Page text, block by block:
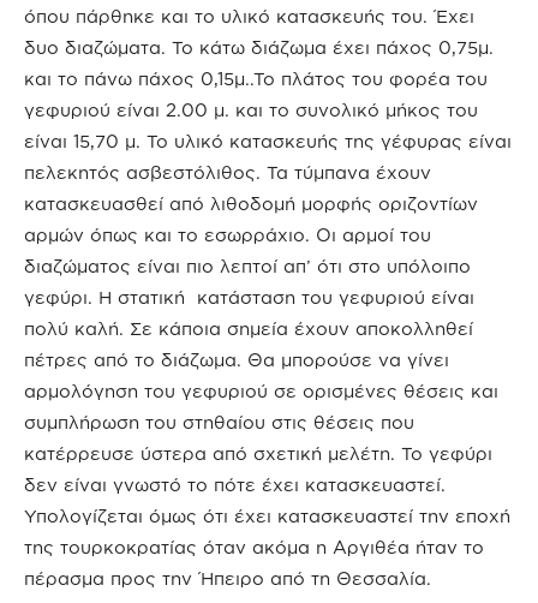
όπου πάρθηκε και το υλικό κατασκευής του. Έχει
δυο διαζώματα. Το κάτω διάζωμα έχει πάχος 0,75μ.
και το πάνω πάχος 0,15μ..Το πλάτος του φορέα του
γεφυριού είναι 2.00 μ. και το συνολικό μήκος του
είναι 15,70 μ. Το υλικό κατασκευής της γέφυρας είναι
πελεκητός ασβεστόλιθος. Τα τύμπανα έχουν
κατασκευασθεί από λιθοδομή μορφής οριζοντίων
αρμών όπως και το εσωρράχιο. Οι αρμοί του
διαζώματος είναι πιο λεπτοί απ’ ότι στο υπόλοιπο
γεφύρι. Η στατική
κατάσταση του γεφυριού είναι
πολύ καλή. Σε κάποια σημεία έχουν αποκολληθεί
πέτρες από το διάζωμα. Θα μπορούσε να γίνει
αρμολόγηση του γεφυριού σε ορισμένες θέσεις και
συμπλήρωση του στηθαίου στις θέσεις που
κατέρρευσε ύστερα από σχετική μελέτη. Το γεφύρι
δεν είναι γνωστό το πότε έχει κατασκευαστεί.
Υπολογίζεται όμως ότι έχει κατασκευαστεί την εποχή
της τουρκοκρατίας όταν ακόμα η Αργιθέα ήταν το
πέρασμα προς την Ήπειρο από τη Θεσσαλία.